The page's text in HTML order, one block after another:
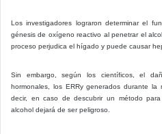
Los investigadores lograron determinar el
génesis de oxígeno reactivo al penetrar el
proceso perjudica el hígado y puede causar
Sin embargo, según los científicos, el
hormonales, los ERRy generados durante
decir, en caso de descubrir un método
alcohol dejará de ser peligroso.